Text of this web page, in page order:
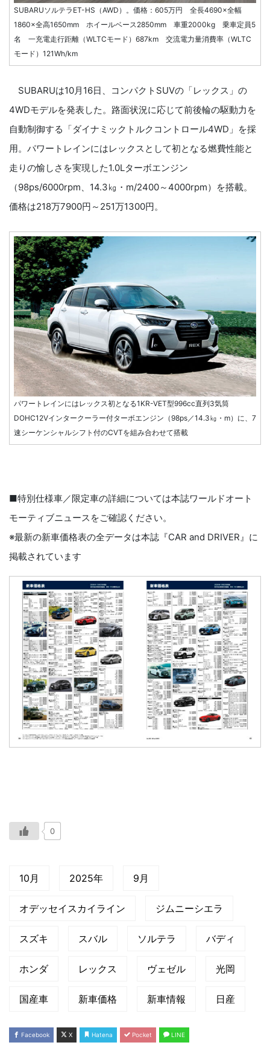
SUBARUソルテラET-HS（AWD）。価格：605万円 全長4690×全幅
1860×全高1650mm ホイールベース2850mm 車重2000kg 乗車定員5
名 一充電走行距離（WLTCモード）687km 交流電力量消費率（WLTC
モード）121Wh/km
SUBARUは10月16日、コンパクトSUVの「レックス」の
4WDモデルを発表した。路面状況に応じて前後輪の駆動力を
自動制御する「ダイナミックトルクコントロール4WD」を採
用。パワートレインにはレックスとして初となる燃費性能と
走りの愉しさを実現した1.0Lターボエンジン
（98ps/6000rpm、14.3㎏・m/2400～4000rpm）を搭載。
価格は218万7900円～251万1300円。
パワートレインにはレックス初となる1KR-VET型996cc直列3気筒
DOHC12Vインタークーラー付ターボエンジン（98ps／14.3㎏・m）に、7
速シーケンシャルシフト付のCVTを組み合わせて搭載
■特別仕様車／限定車の詳細については本誌ワールドオート
モーティブニュースをご確認ください。
※最新の新車価格表の全データは本誌『CAR and DRIVER』に
掲載されています
0
10月 2025年 9月
オデッセイスカイライン ジムニーシエラ
スズキ スバル ソルテラ バディ
ホンダ レックス ヴェゼル 光岡
国産車 新車価格 新車情報 日産
Facebook X Hatena Pocket LINE